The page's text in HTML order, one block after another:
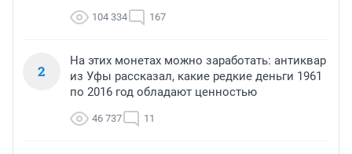
104 334 167
2
На этих монетах можно заработать: антиквар
из Уфы рассказал, какие редкие деньги 1961
по 2016 год обладают ценностью
46 737 11